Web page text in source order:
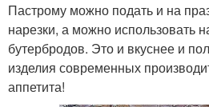
Пастрому можно подать и на
нарезки, а можно использовать
бутербродов. Это и вкуснее и
изделия современных
аппетита!